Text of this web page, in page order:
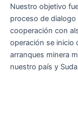
Nuestro objetivo
proceso de
cooperación con
operación se inicio
arranques minera
nuestro país y